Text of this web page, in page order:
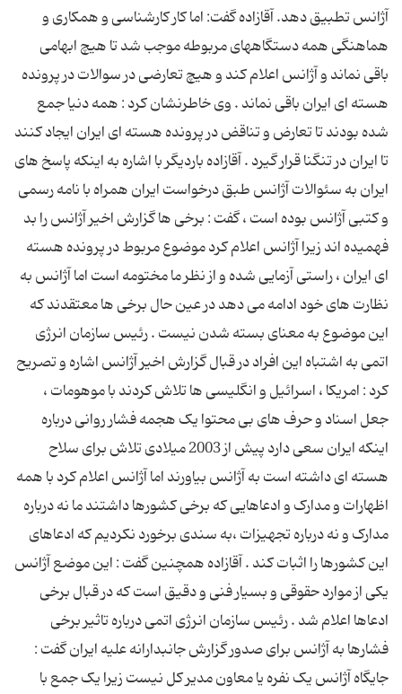
آژانس تطبیق دهد. آقازاده گفت: اما کار کارشناسی و همکاری و
هماهنگی همه دستگاههای مربوطه موجب شد تا هیچ ابهامی
باقی نماند و آژانس اعلام کند و هیچ تعارضی در سوالات در پرونده
هسته ای ایران باقی نماند . وی خاطرنشان کرد : همه دنیا جمع
شده بودند تا تعارض و تناقض در پرونده هسته ای ایران ایجاد کنند
تا ایران در تنگنا قرار گیرد . آقازاده باردیگر با اشاره به اینکه پاسخ های
ایران به سئوالات آژانس طبق درخواست ایران همراه با نامه رسمی
و کتبی آژانس بوده است ، گفت : برخی ها گزارش اخیر آژانس را بد
فهمیده اند زیرا آژانس اعلام کرد موضوع مربوط در پرونده هسته
ای ایران ، راستی آزمایی شده و از نظر ما مختومه است اما آژانس به
نظارت های خود ادامه می دهد در عین حال برخی ها معتقدند که
این موضوع به معنای بسته شدن نیست . رئیس سازمان انرژی
اتمی به اشتباه این افراد در قبال گزارش اخیر آژانس اشاره و تصریح
کرد : امریکا ،‌ اسرائیل و انگلیسی ها تلاش کردند با موهومات ،
جعل اسناد و حرف های بی محتوا یک هجمه فشار روانی درباره
اینکه ایران سعی دارد پیش از 2003 میلادی تلاش برای سلاح
هسته ای داشته است به آژانس بیاورند اما آژانس اعلام کرد با همه
اظهارات و مدارک و ادعاهایی که برخی کشورها داشتند ما نه درباره
مدارک و نه درباره تجهیزات ،‌به سندی برخورد نکردیم که ادعاهای
این کشورها را اثبات کند . آقازاده همچنین گفت : این موضع آژانس
یکی از موارد حقوقی و بسیار فنی و دقیق است که در قبال برخی
ادعاها اعلام شد . رئیس سازمان انرژی اتمی درباره تاثیر برخی
فشارها به آژانس برای صدور گزارش جانبدارانه علیه ایران گفت :
جایگاه آژانس یک نفره یا معاون مدیر کل نیست زیرا یک جمع با